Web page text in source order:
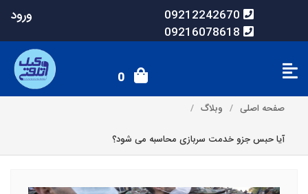
09212242670
09216078618
ورود
0
صفحه اصلی وبلاگ
آیا حبس جزو خدمت سربازی محاسبه می شود؟